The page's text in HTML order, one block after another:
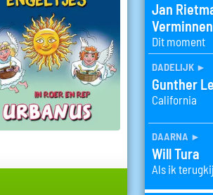
Jan
Verminnen
Dit moment
dadelijk ►
Gunther
California
daarna ►
Will Tura
Als ik